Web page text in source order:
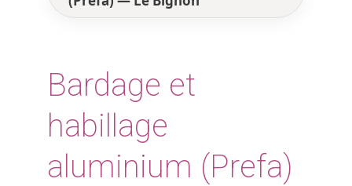
Bardage et
habillage
aluminium (Prefa)